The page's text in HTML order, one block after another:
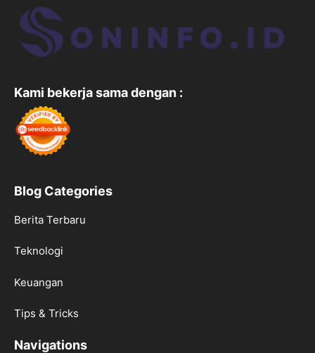
Kami bekerja sama dengan :
Blog Categories
Berita Terbaru
Teknologi
Keuangan
Tips & Tricks
Navigations